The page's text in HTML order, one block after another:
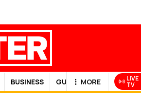
BUSINESS GULF NEWS
MORE LIVE
TV